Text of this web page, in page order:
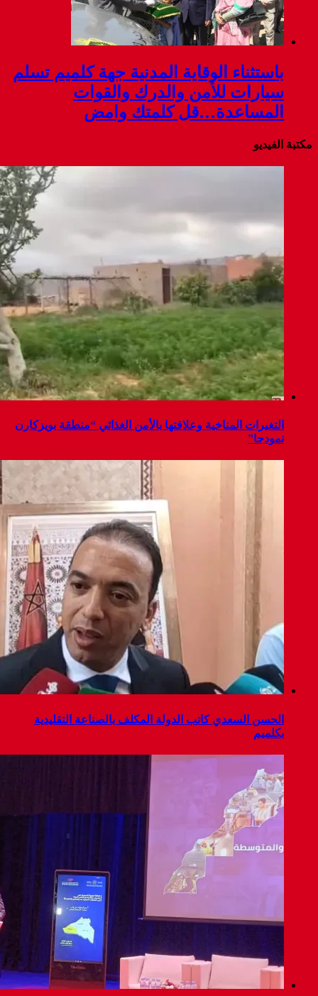
جهة كلميم تسلم
والقوات
وامض
بالأمن الغذائي “منطقة بويزكارن
بالصناعة التقليدية